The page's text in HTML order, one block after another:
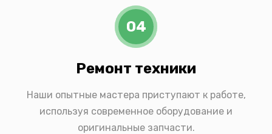
04
Ремонт техники
Наши опытные мастера приступают к работе,
используя современное оборудование и
оригинальные запчасти.